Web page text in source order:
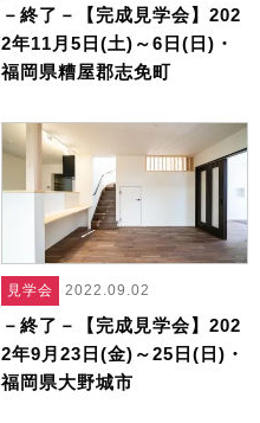
－終了－【完成見学会】202
2年11月5日(土)～6日(日)・
福岡県糟屋郡志免町
見学会 2022.09.02
－終了－【完成見学会】202
2年9月23日(金)～25日(日)・
福岡県大野城市